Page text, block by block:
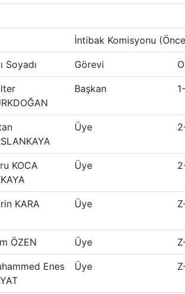
İntibak Komisyonu
Soyadı Görevi
Başkan
Üye
KOCA
Üye
KARA Üye
ÖZEN Üye
Enes
Üye